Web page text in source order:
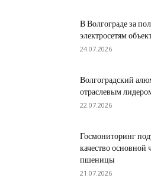
В Волгограде за
электросетям
24.07.2026
Волгоградский
отраслевым
22.07.2026
Госмониторинг
качество основной
пшеницы
21.07.2026